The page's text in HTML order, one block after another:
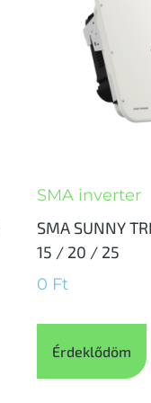
SMA inverter
SMA SUNNY
15 / 20 / 25
0 Ft
Érdeklődöm